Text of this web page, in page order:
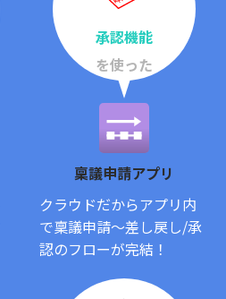
承認機能
を使った
稟議申請アプリ
クラウドだからアプリ内
で稟議申請〜差し戻し/承
認のフローが完結！